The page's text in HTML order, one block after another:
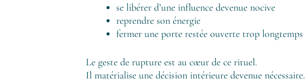
se libérer d’une influence devenue nocive
reprendre son énergie
fermer une porte restée ouverte trop longtemps
Le geste de rupture est au cœur de ce rituel.
Il matérialise une décision intérieure devenue nécessaire.